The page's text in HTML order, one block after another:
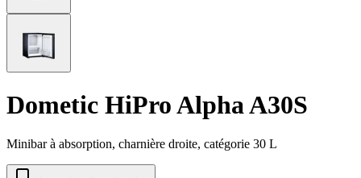
Dometic HiPro Alpha A30S
Minibar à absorption, charnière droite, catégorie 30 L